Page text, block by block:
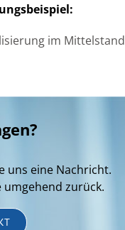
im Mittelstand
uns eine Nachricht.
umgehend zurück.